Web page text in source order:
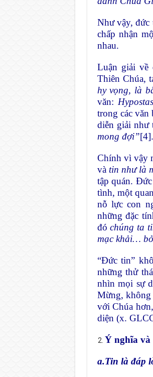
Như vậy, đức
chấp nhận
nhau.
Luận giải về
Thiên Chúa,
hy vọng, là
văn:
trong các văn
diễn giải như
mong đợi”[4].
Chính vì vậy
và tin như là
tập quán.
tình, một
nỗ lực con
những đặc
đóchúng ta
mạc khải…
“Đức tin”
những thử
nhìn mọi sự
Mừng, không
với Chúa
diện (x.
Ý nghĩa
a.Tin là đáp